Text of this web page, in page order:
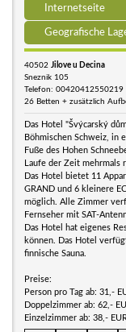
Internetseite
Geografische
40502 Jilove u Decina
Sneznik 105
Telefon: 00420412550219
26 Betten + zusätzlich
Das Hotel "Švýcarský
Böhmischen Schweiz, in
Fuße des Hohen
Laufe der Zeit
Das Hotel bietet 11
GRAND und 6 kleinere
möglich. Alle Zimmer
Fernseher mit SAT-
Das Hotel hat eigenes
können. Das Hotel
finnische Sauna.
Preise:
Person pro Tag ab: 31,-
Doppelzimmer ab: 62,-
Einzelzimmer ab: 38,- EUR